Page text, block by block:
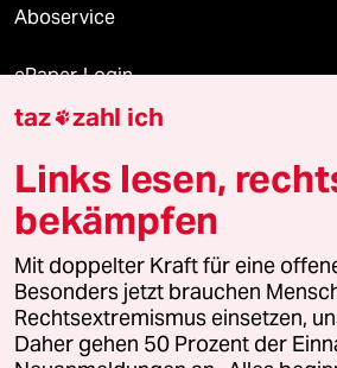
Aboservice
ePaper Login
Downloads für Abonnierende
© 2026 taz Verlags und Vertriebs
Alle Rechte vorbehalten. Bei rechtlichen
wenden Sie sich bitte an lizenzen@taz.de
Feedback Redaktionsstatut
taz zahl ich
Links lesen,
bekämpfen
Mit doppelter Kraft für eine
Besonders jetzt brauchen
Rechtsextremismus einsetzen,
Daher gehen 50 Prozent der